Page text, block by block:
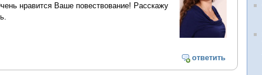
нравится Ваше повествование! Расскажу
ответить